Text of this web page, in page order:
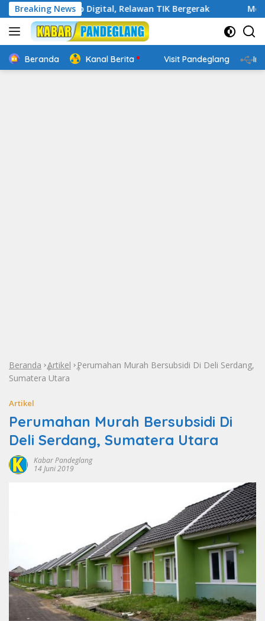
Langsung
ke
konten
Breaking News
Cakap Digital, Relawan TIK Bergerak Mengenal
Beranda Kanal Berita Visit Pandeglang
Beranda »
Artikel »Perumahan Murah Bersubsidi Di Deli Serdang,
Sumatera Utara
Artikel
Perumahan Murah Bersubsidi Di
Deli Serdang, Sumatera Utara
Kabar Pandeglang
14 Juni 2019